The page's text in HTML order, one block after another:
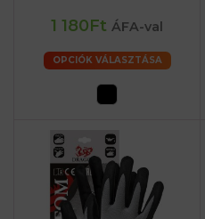
1 180Ft ÁFA-val
OPCIÓK VÁLASZTÁSA